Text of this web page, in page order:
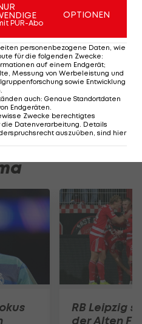
SLIDESHOW
STARTEN
RB Leipzig
der Alten
PUR-Abo
OPTIONEN
personenbezogene Daten, wie
für die folgenden Zwecke:
auf einem Endgerät;
Messung von Werbeleistung und
sowie Entwicklung
auch: Genaue Standortdaten
Endgeräten
Zwecke berechtigtes
Datenverarbeitung. Details
auszuüben, sind hier